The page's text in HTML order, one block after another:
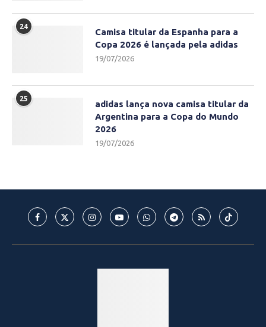
24
Camisa titular da Espanha para a
Copa 2026 é lançada pela adidas
19/07/2026
25
adidas lança nova camisa titular da
Argentina para a Copa do Mundo
2026
19/07/2026